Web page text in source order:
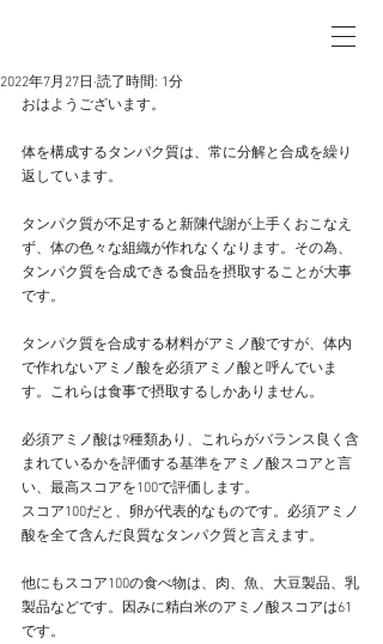
2022年7月27日 読了時間: 1分
おはようございます。
体を構成するタンパク質は、常に分解と合成を繰り
返しています。
タンパク質が不足すると新陳代謝が上手くおこなえ
ず、体の色々な組織が作れなくなります。その為、
タンパク質を合成できる食品を摂取することが大事
です。
タンパク質を合成する材料がアミノ酸ですが、体内
で作れないアミノ酸を必須アミノ酸と呼んでいま
す。これらは食事で摂取するしかありません。
必須アミノ酸は9種類あり、これらがバランス良く含
まれているかを評価する基準をアミノ酸スコアと言
い、最高スコアを100で評価します。
スコア100だと、卵が代表的なものです。必須アミノ
酸を全て含んだ良質なタンパク質と言えます。
他にもスコア100の食べ物は、肉、魚、大豆製品、乳
製品などです。因みに精白米のアミノ酸スコアは61
です。